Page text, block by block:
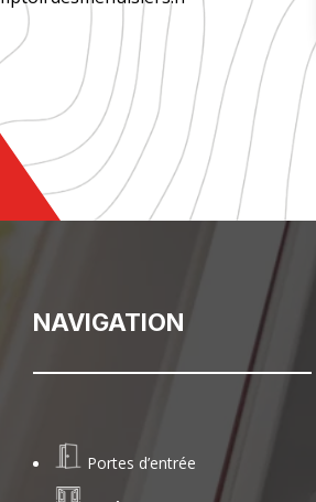
NAVIGATION
Portes d’entrée